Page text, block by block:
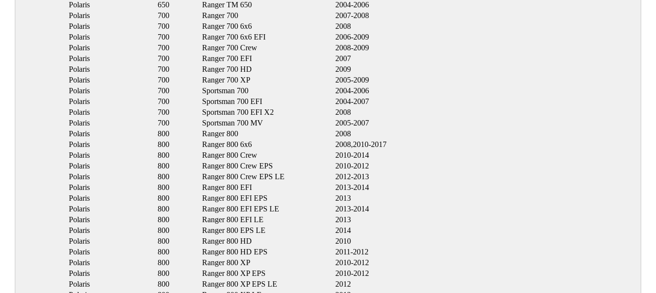
Polaris
650 Ranger TM 650
2004-2006
Polaris
700 Ranger 700
2007-2008
Polaris
700 Ranger 700 6x6
2008
Polaris
700 Ranger 700 6x6 EFI
2006-2009
Polaris
700 Ranger 700 Crew
2008-2009
Polaris
700 Ranger 700 EFI
2007
Polaris
700 Ranger 700 HD
2009
Polaris
700 Ranger 700 XP
2005-2009
Polaris
700 Sportsman 700
2004-2006
Polaris
700 Sportsman 700 EFI
2004-2007
Polaris
700 Sportsman 700 EFI X2
2008
Polaris
700 Sportsman 700 MV
2005-2007
Polaris
800 Ranger 800
2008
Polaris
800 Ranger 800 6x6
2008,2010-2017
Polaris
800 Ranger 800 Crew
2010-2014
Polaris
800 Ranger 800 Crew EPS
2010-2012
Polaris
800 Ranger 800 Crew EPS LE
2012-2013
Polaris
800 Ranger 800 EFI
2013-2014
Polaris
800 Ranger 800 EFI EPS
2013
Polaris
800 Ranger 800 EFI EPS LE
2013-2014
Polaris
800 Ranger 800 EFI LE
2013
Polaris
800 Ranger 800 EPS LE
2014
Polaris
800 Ranger 800 HD
2010
Polaris
800 Ranger 800 HD EPS
2011-2012
Polaris
800 Ranger 800 XP
2010-2012
Polaris
800 Ranger 800 XP EPS
2010-2012
Polaris
800 Ranger 800 XP EPS LE
2012